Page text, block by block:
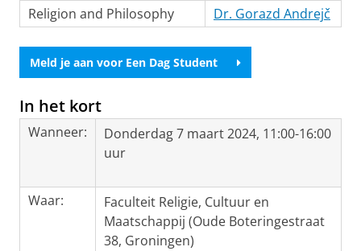
Religion and Philosophy
Dr. Gorazd Andrejč
Meld je aan voor Een Dag Student
In het kort
Wanneer:
Donderdag 7 maart 2024, 11:00-16:00
uur
Waar:
Faculteit Religie, Cultuur en
Maatschappij (Oude Boteringestraat
38, Groningen)